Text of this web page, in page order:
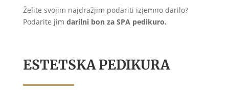
Želite svojim najdražjim podariti izjemno darilo?
Podarite jim darilni bon za SPA pedikuro.
ESTETSKA PEDIKURA